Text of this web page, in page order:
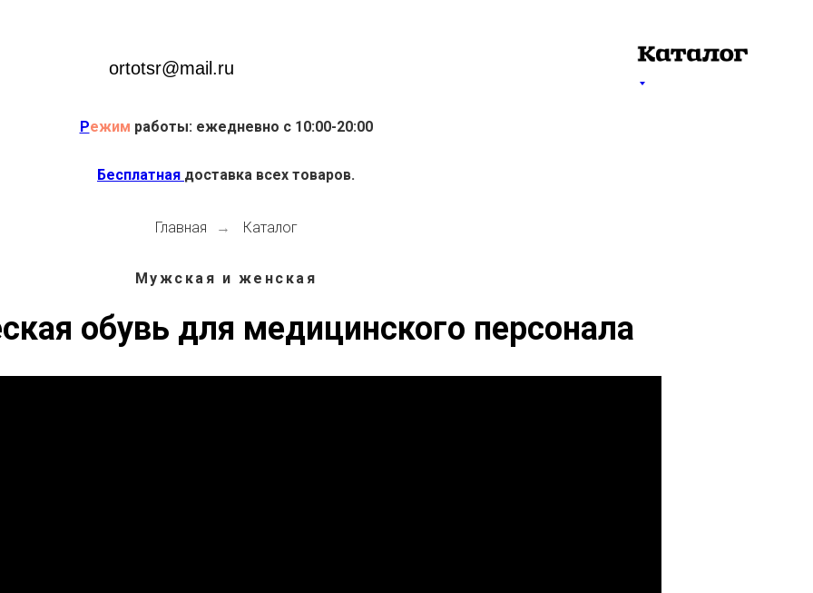
ortotsr@mail.ru
Режим работы: ежедневно с 10:00-20:00
Бесплатная доставка всех товаров.
Главная → Каталог
Мужская и женская
обувь для медицинского персонала